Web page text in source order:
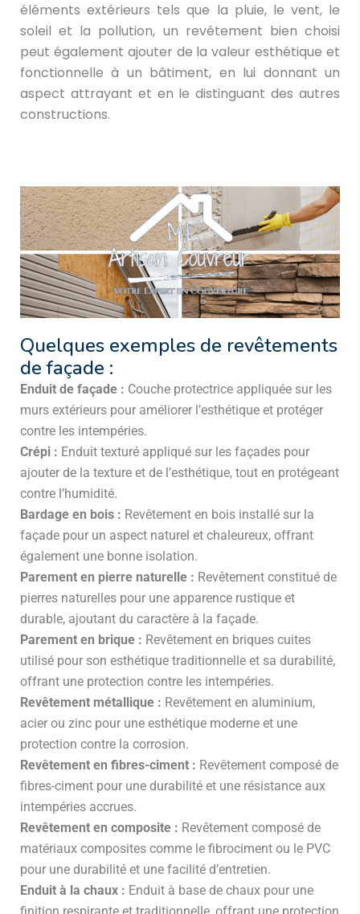
éléments extérieurs tels que la pluie, le vent, le
soleil et la pollution, un revêtement bien choisi
peut également ajouter de la valeur esthétique et
fonctionnelle à un bâtiment, en lui donnant un
aspect attrayant et en le distinguant des autres
constructions.
Quelques exemples de revêtements
de façade :
Enduit de façade : Couche protectrice appliquée sur les
murs extérieurs pour améliorer l’esthétique et protéger
contre les intempéries.
Crépi : Enduit texturé appliqué sur les façades pour
ajouter de la texture et de l’esthétique, tout en protégeant
contre l’humidité.
Bardage en bois : Revêtement en bois installé sur la
façade pour un aspect naturel et chaleureux, offrant
également une bonne isolation.
Parement en pierre naturelle : Revêtement constitué de
pierres naturelles pour une apparence rustique et
durable, ajoutant du caractère à la façade.
Parement en brique : Revêtement en briques cuites
utilisé pour son esthétique traditionnelle et sa durabilité,
offrant une protection contre les intempéries.
Revêtement métallique : Revêtement en aluminium,
acier ou zinc pour une esthétique moderne et une
protection contre la corrosion.
Revêtement en fibres-ciment : Revêtement composé de
fibres-ciment pour une durabilité et une résistance aux
intempéries accrues.
Revêtement en composite : Revêtement composé de
matériaux composites comme le fibrociment ou le PVC
pour une durabilité et une facilité d’entretien.
Enduit à la chaux : Enduit à base de chaux pour une